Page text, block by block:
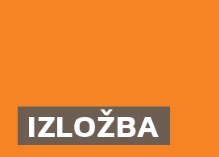
IZLOŽBA